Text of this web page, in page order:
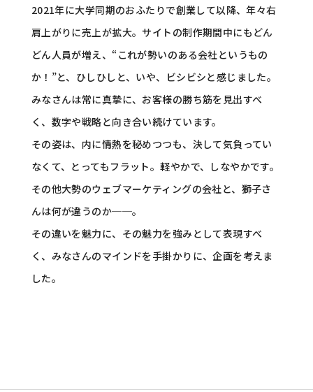
2021年に大学同期のおふたりで創業して以降、年々右
肩上がりに売上が拡大。サイトの制作期間中にもどん
どん人員が増え、 “ これが勢いのある会社というもの
か！ ”と、ひしひしと、いや、ビシビシと感じました。
みなさんは常に真摯に、お客様の勝ち筋を見出すべ
く、数字や戦略と向き合い続けています。
その姿は、内に情熱を秘めつつも、決して気負ってい
なくて、とってもフラット。軽やかで、しなやかです。
その他大勢のウェブマーケティングの会社と、獅子さ
んは何が違うのか──。
その違いを魅力に、その魅力を強みとして表現すべ
く、みなさんのマインドを手掛かりに、企画を考えま
した。